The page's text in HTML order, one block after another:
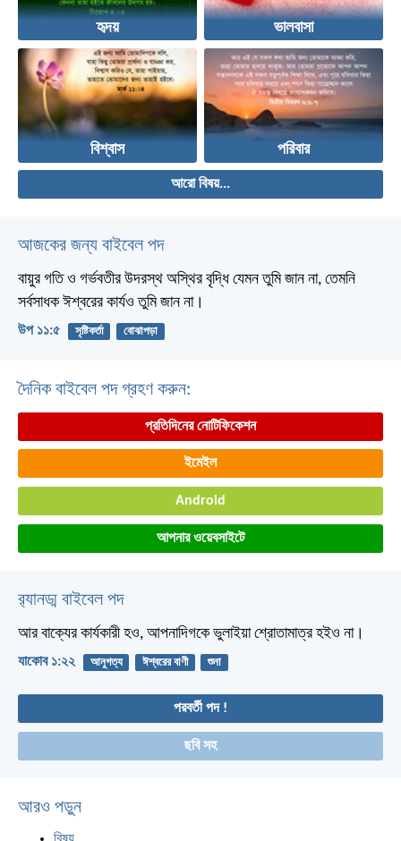
হৃদয় ভালবাসা
বিশ্বাস পরিবার
আরো বিষয়...
আজকের জন্য বাইবেল পদ
বায়ুর গতি ও গর্ভবতীর উদরস্থ অস্থির বৃদ্ধি যেমন তুমি জান না, তেমনি
সর্বসাধক ঈশ্বরের কার্যও তুমি জান না।
উপ ১১:৫ সৃষ্টিকর্তা বোঝাপড়া
দৈনিক বাইবেল পদ গ্রহণ করুন:
প্রতিদিনের নোটিফিকেশন
ইমেইল
Android
আপনার ওয়েবসাইটে
র‌্যানড্ম বাইবেল পদ
আর বাক্যের কার্যকারী হও, আপনাদিগকে ভুলাইয়া শ্রোতামাত্র হইও না।
যাকোব ১:২২ আনুগত্য ঈশ্বরের বাণী শুনা
পরবর্তী পদ !
ছবি সহ
আরও পড়ুন